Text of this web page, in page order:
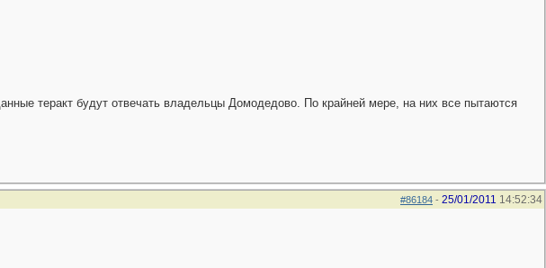
теракт будут отвечать владельцы Домодедово. По крайней мере, на них все пытаются
#86184 - 25/01/2011 14:52:34